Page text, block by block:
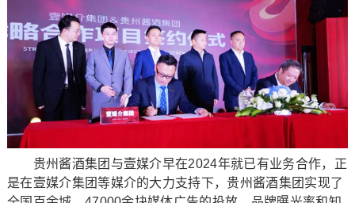
贵州酱酒集团与壹媒介早在2024年就已有业务合作，正
是在壹媒介集团等媒介的大力支持下，贵州酱酒集团实现了